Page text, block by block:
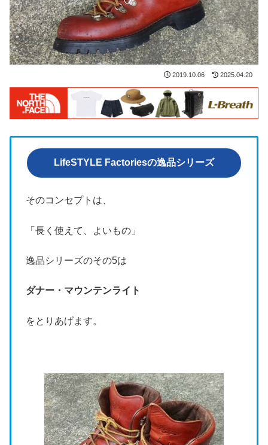
2019.10.06 2025.04.20
LifeSTYLE Factoriesの逸品シリーズ
そのコンセプトは、
「長く使えて、よいもの」
逸品シリーズのその5は
ダナー・マウンテンライト
をとりあげます。